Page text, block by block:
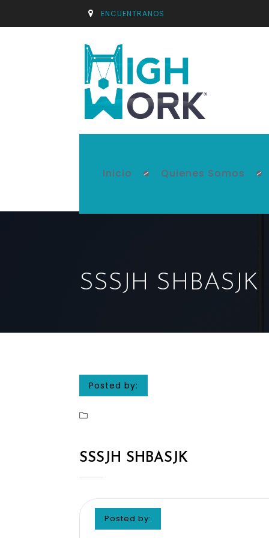
ENCUENTRANOS
Inicio Quienes Somos
SSSJH SHBASJK
Posted by:
SSSJH SHBASJK
Posted by: